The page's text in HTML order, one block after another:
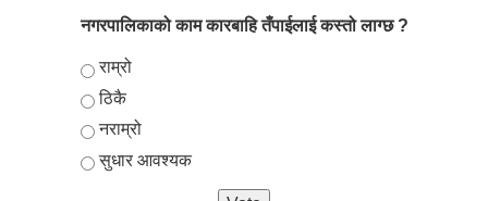
नगरपालिकाको काम कारबाहि तँपाईलाई कस्तो लाग्छ ?
Choices
राम्रो
ठिकै
नराम्रो
सुधार आवश्यक